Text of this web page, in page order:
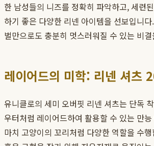
한 남성들의 니즈를 정확히 파악하고, 세련
하기 좋은 다양한 리넨 아이템을 선보입니
벌만으로도 충분히 멋스러워질 수 있는 비
레이어드의 미학: 리넨 셔츠
유니클로의 세미 오버핏 리넨 셔츠는 단독
우터처럼 레이어드하여 활용할 수 있는 만
마치 고양이의 꼬리처럼 다양한 역할을 수